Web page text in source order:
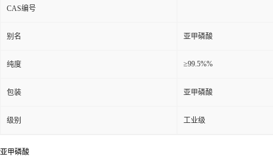
CAS编号
别名 亚甲磷酸
纯度 ≥99.5%%
包装 亚甲磷酸
级别 工业级
亚甲磷酸